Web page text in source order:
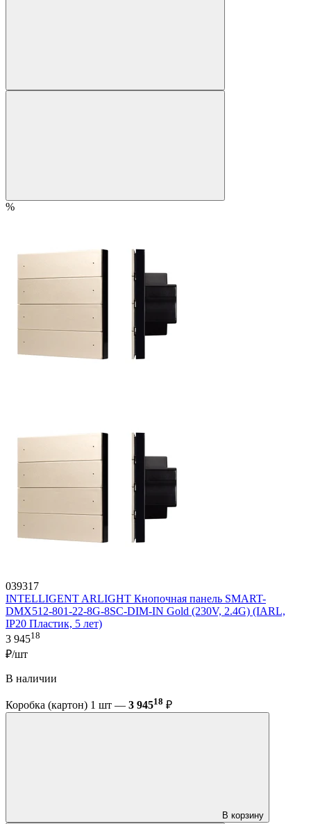
%
039317
INTELLIGENT ARLIGHT Кнопочная панель SMART-
DMX512-801-22-8G-8SC-DIM-IN Gold (230V, 2.4G) (IARL,
IP20 Пластик, 5 лет)
3 94518
₽/шт
В наличии
Коробка (картон) 1 шт — 3 94518 ₽
В корзину